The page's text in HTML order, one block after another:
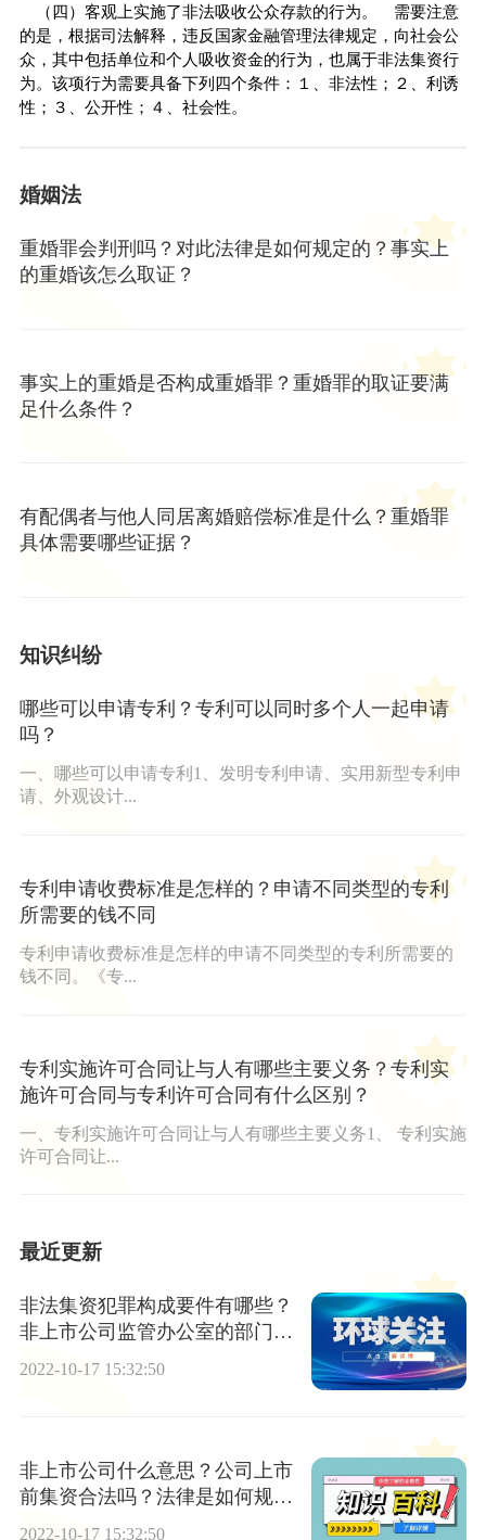
（四）客观上实施了非法吸收公众存款的行为。 需要注意
的是，根据司法解释，违反国家金融管理法律规定，向社会公
众，其中包括单位和个人吸收资金的行为，也属于非法集资行
为。该项行为需要具备下列四个条件：１、非法性；２、利诱
性；３、公开性；４、社会性。
婚姻法
重婚罪会判刑吗？对此法律是如何规定的？事实上
的重婚该怎么取证？
事实上的重婚是否构成重婚罪？重婚罪的取证要满
足什么条件？
有配偶者与他人同居离婚赔偿标准是什么？重婚罪
具体需要哪些证据？
知识纠纷
哪些可以申请专利？专利可以同时多个人一起申请
吗？
一、哪些可以申请专利1、发明专利申请、实用新型专利申
请、外观设计...
专利申请收费标准是怎样的？申请不同类型的专利
所需要的钱不同
专利申请收费标准是怎样的申请不同类型的专利所需要的
钱不同。《专...
专利实施许可合同让与人有哪些主要义务？专利实
施许可合同与专利许可合同有什么区别？
一、专利实施许可合同让与人有哪些主要义务1、 专利实施
许可合同让...
最近更新
非法集资犯罪构成要件有哪些？
非上市公司监管办公室的部门职
责是什么？
2022-10-17 15:32:50
非上市公司什么意思？公司上市
前集资合法吗？法律是如何规定
2022-10-17 15:32:50